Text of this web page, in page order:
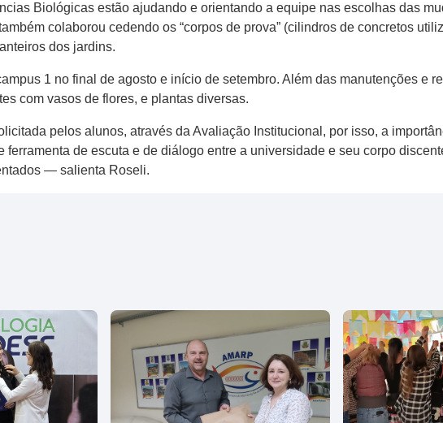
Biológicas estão ajudando e orientando a equipe nas escolhas das
colaborou cedendo os “corpos de prova” (cilindros de concretos
dos jardins.
1 no final de agosto e início de setembro. Além das manutenções e
com vasos de flores, e plantas diversas.
pelos alunos, através da Avaliação Institucional, por isso, a
de escuta e de diálogo entre a universidade e seu corpo
— salienta Roseli.